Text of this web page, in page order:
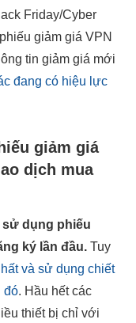
Friday/Cyber
giảm giá VPN
tin giảm giá mới
đang có hiệu lực
giảm giá
dịch mua
sử dụng phiếu
ký lần đầu. Tuy
và sử dụng chiết
đó. Hầu hết các
thiết bị chỉ với